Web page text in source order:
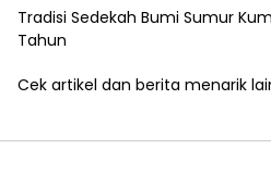
Tradisi Sedekah Bumi Sumur
Tahun
Cek artikel dan berita menarik